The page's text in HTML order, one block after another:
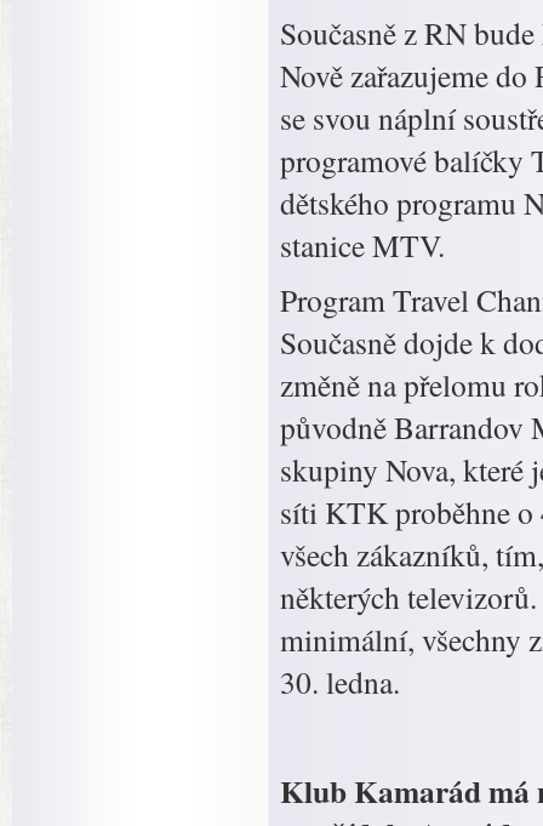
Současně z RN
Nově zařazujeme
se svou náplní
programové balíčky
dětského programu
stanice MTV.
Program Travel
Současně dojde k
změně na přelomu
původně Barrandov
skupiny Nova, které
síti KTK proběhne o
všech zákazníků,
některých
minimální, všechny
30. ledna.
Klub Kamarád má